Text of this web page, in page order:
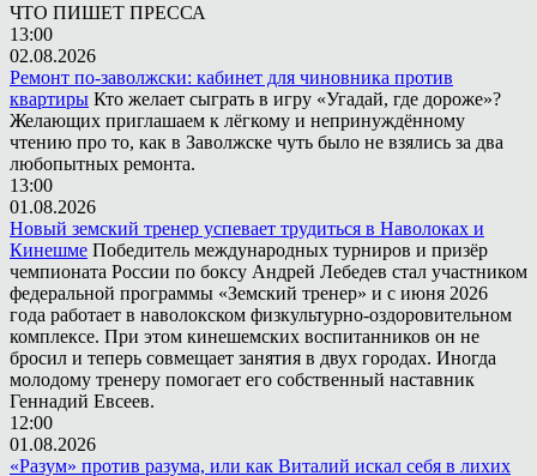
ЧТО ПИШЕТ ПРЕССА
13:00
02.08.2026
Ремонт по-заволжски: кабинет для чиновника против
квартиры Кто желает сыграть в игру «Угадай, где дороже»?
Желающих приглашаем к лёгкому и непринуждённому
чтению про то, как в Заволжске чуть было не взялись за два
любопытных ремонта.
13:00
01.08.2026
Новый земский тренер успевает трудиться в Наволоках и
Кинешме Победитель международных турниров и призёр
чемпионата России по боксу Андрей Лебедев стал участником
федеральной программы «Земский тренер» и с июня 2026
года работает в наволокском физкультурно-оздоровительном
комплексе. При этом кинешемских воспитанников он не
бросил и теперь совмещает занятия в двух городах. Иногда
молодому тренеру помогает его собственный наставник
Геннадий Евсеев.
12:00
01.08.2026
«Разум» против разума, или как Виталий искал себя в лихих